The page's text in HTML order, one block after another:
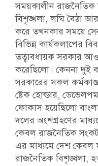
সময়কালীন
বিশৃঙ্খলা, লঘি বৈঠা
করে তখনকার সময়ে
বিভিন্ন কার্যকলাপের
তত্বাবধায়ক সরকার
করেছিলো। কেননা দুই
সরকারের সকল
ষ্টেক হোল্ডার,
ফোকাস হয়েছিলো
দলের অংশগ্রহণের
কেবল রাজনৈতিক
এর মাধ্যমে দেশ কেবল
রাজনৈতিক বিশৃঙ্খলা,